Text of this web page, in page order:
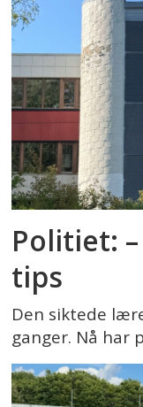
Politiet:
tips
Den siktede
ganger. Nå har